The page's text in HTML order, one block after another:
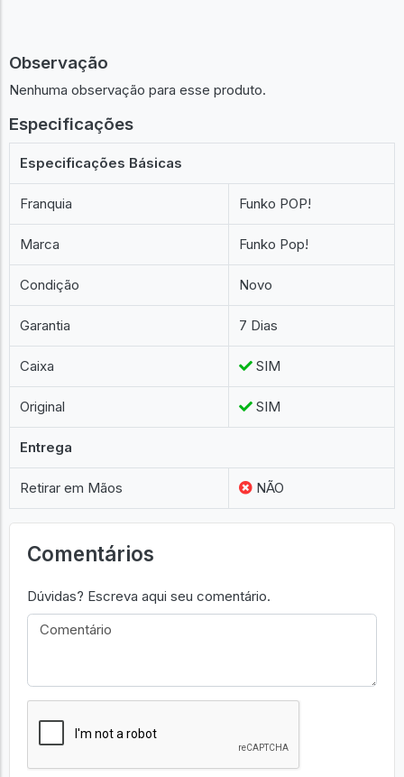
Observação
Nenhuma observação para esse produto.
Especificações
Especificações Básicas
Franquia Funko POP!
Marca Funko Pop!
Condição Novo
Garantia 7 Dias
Caixa SIM
Original SIM
Entrega
Retirar em Mãos NÃO
Comentários
Dúvidas? Escreva aqui seu comentário.